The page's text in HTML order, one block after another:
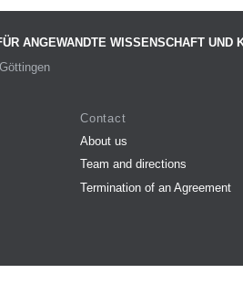
ANGEWANDTE WISSENSCHAFT UND
Contact
About us
Team and directions
Termination of an Agreement